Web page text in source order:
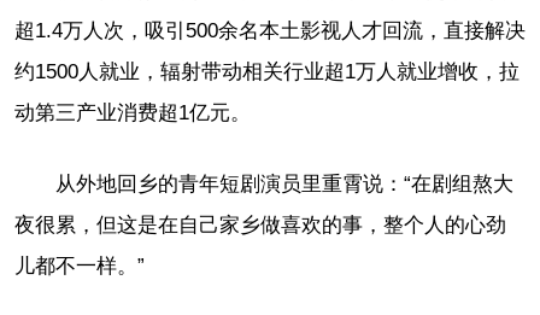
超1.4万人次，吸引500余名本土影视人才回流，直接解决
约1500人就业，辐射带动相关行业超1万人就业增收，拉
动第三产业消费超1亿元。
从外地回乡的青年短剧演员里重霄说：“在剧组熬大
夜很累，但这是在自己家乡做喜欢的事，整个人的心劲
儿都不一样。”